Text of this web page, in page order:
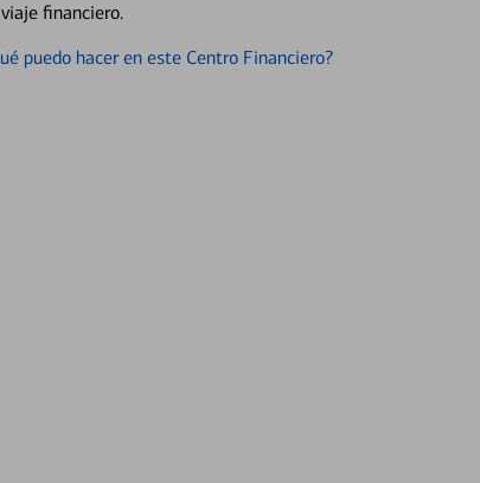
financiero.
puedo hacer en este Centro Financiero?